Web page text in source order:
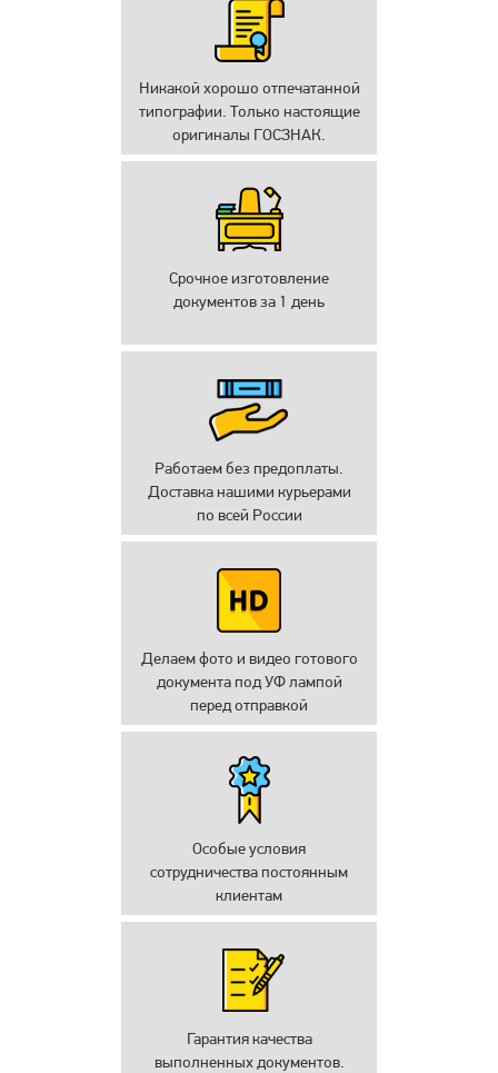
Никакой хорошо отпечатанной
типографии. Только настоящие
оригиналы ГОСЗНАК.
Срочное изготовление
документов за 1 день
Работаем без предоплаты.
Доставка нашими курьерами
по всей России
Делаем фото и видео готового
документа под УФ лампой
перед отправкой
Особые условия
сотрудничества постоянным
клиентам
Гарантия качества
выполненных документов.